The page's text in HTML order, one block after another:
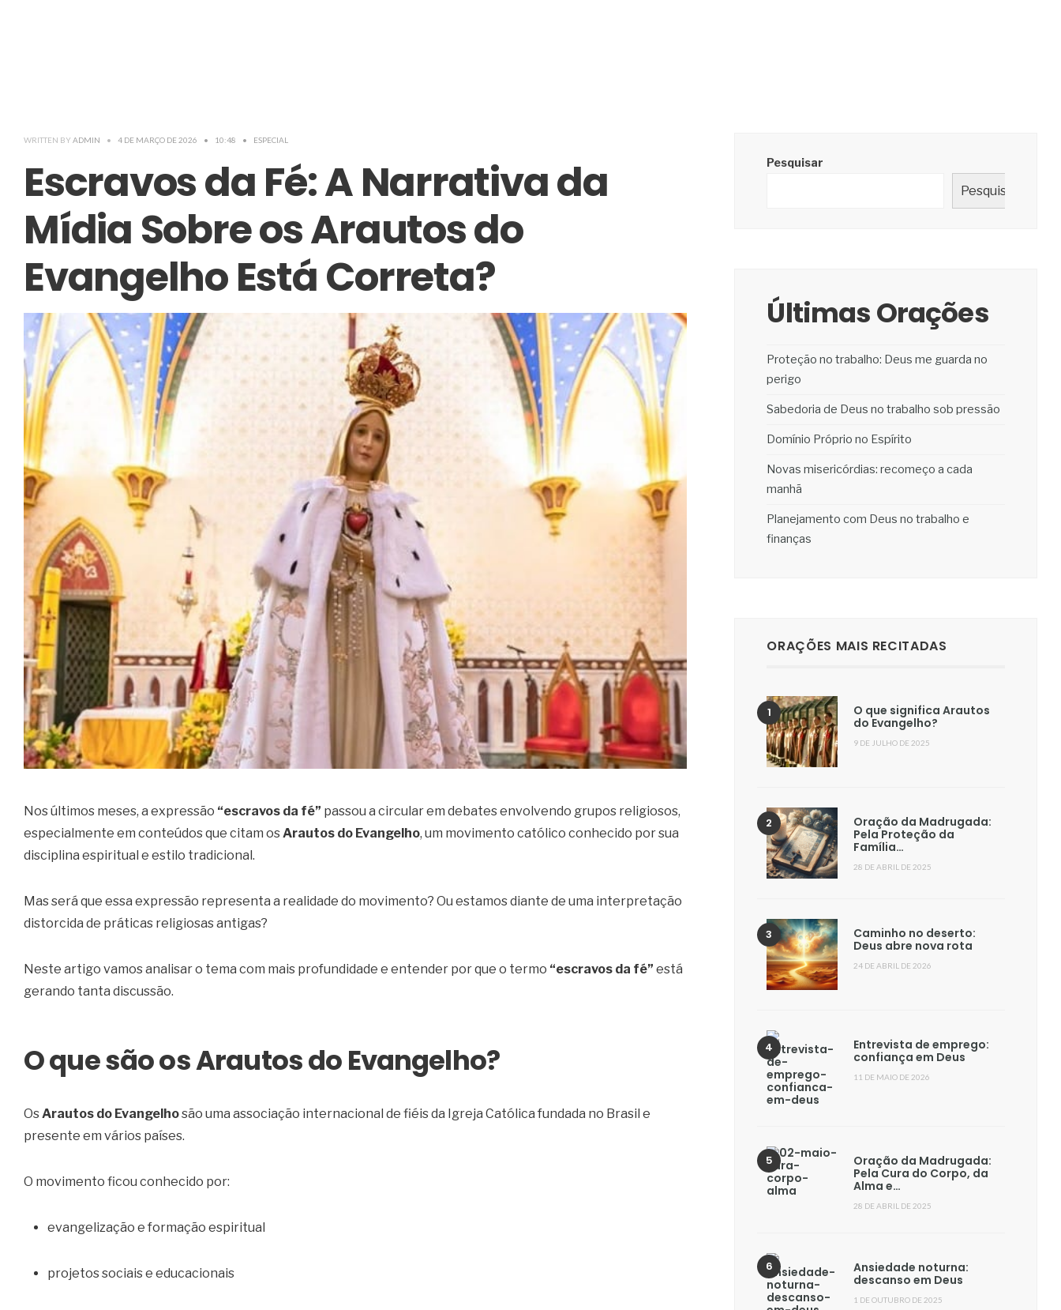
WRITTEN BY ADMIN • 4 DE MARÇO DE 2026 • 10:48 • ESPECIAL
Escravos da Fé: A Narrativa da
Mídia Sobre os Arautos do
Evangelho Está Correta?
Nos últimos meses, a expressão “escravos da fé” passou a circular em debates envolvendo grupos religiosos,
especialmente em conteúdos que citam os Arautos do Evangelho, um movimento católico conhecido por sua
disciplina espiritual e estilo tradicional.
Mas será que essa expressão representa a realidade do movimento? Ou estamos diante de uma interpretação
distorcida de práticas religiosas antigas?
Neste artigo vamos analisar o tema com mais profundidade e entender por que o termo “escravos da fé” está
gerando tanta discussão.
O que são os Arautos do Evangelho?
Os Arautos do Evangelhosão uma associação internacional de fiéis da Igreja Católica fundada no Brasil e
presente em vários países.
O movimento ficou conhecido por:
evangelização e formação espiritual
projetos sociais e educacionais
Pesquisar
Pesquisar
Últimas Orações
Proteção no trabalho: Deus me guarda no
perigo
Sabedoria de Deus no trabalho sob pressão
Domínio Próprio no Espírito
Novas misericórdias: recomeço a cada
manhã
Planejamento com Deus no trabalho e
finanças
ORAÇÕES MAIS RECITADAS
O que significa Arautos
do Evangelho?
9 DE JULHO DE 2025
Oração da Madrugada:
Pela Proteção da
Família…
28 DE ABRIL DE 2025
Caminho no deserto:
Deus abre nova rota
24 DE ABRIL DE 2026
Entrevista de emprego:
confiança em Deus
11 DE MAIO DE 2026
Oração da Madrugada:
Pela Cura do Corpo, da
Alma e…
28 DE ABRIL DE 2025
Ansiedade noturna:
descanso em Deus
1 DE OUTUBRO DE 2025